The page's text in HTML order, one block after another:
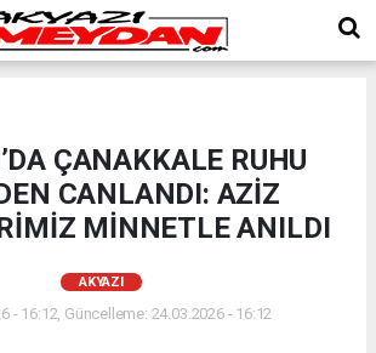
ÇANAKKALE RUHU
CANLANDI: AZİZ
MİNNETLE ANILDI
AKYAZI
- 16:12, Güncelleme: 24.03.2026 - 16:12